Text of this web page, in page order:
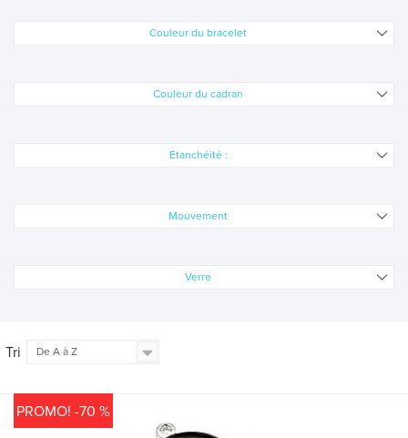
IDÉE CADEAUX
BLOG
Couleur du bracelet
Couleur du cadran
Etanchéité :
Mouvement
Verre
Tri De A à Z
PROMO! -70 %